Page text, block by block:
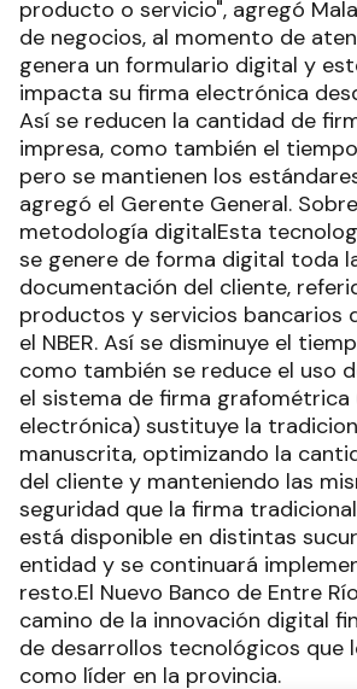
producto o servicio", agregó
de negocios, al momento de
genera un formulario digital y
impacta su firma electrónica
Así se reducen la cantidad de
impresa, como también el
pero se mantienen los
agregó el Gerente General.
metodología digitalEsta
se genere de forma digital toda
documentación del cliente,
productos y servicios bancarios
el NBER. Así se disminuye el
como también se reduce el uso
el sistema de firma grafométrica
electrónica) sustituye la
manuscrita, optimizando la
del cliente y manteniendo las
seguridad que la firma
está disponible en distintas
entidad y se continuará
resto.El Nuevo Banco de Entre
camino de la innovación digital
de desarrollos tecnológicos que
como líder en la provincia.